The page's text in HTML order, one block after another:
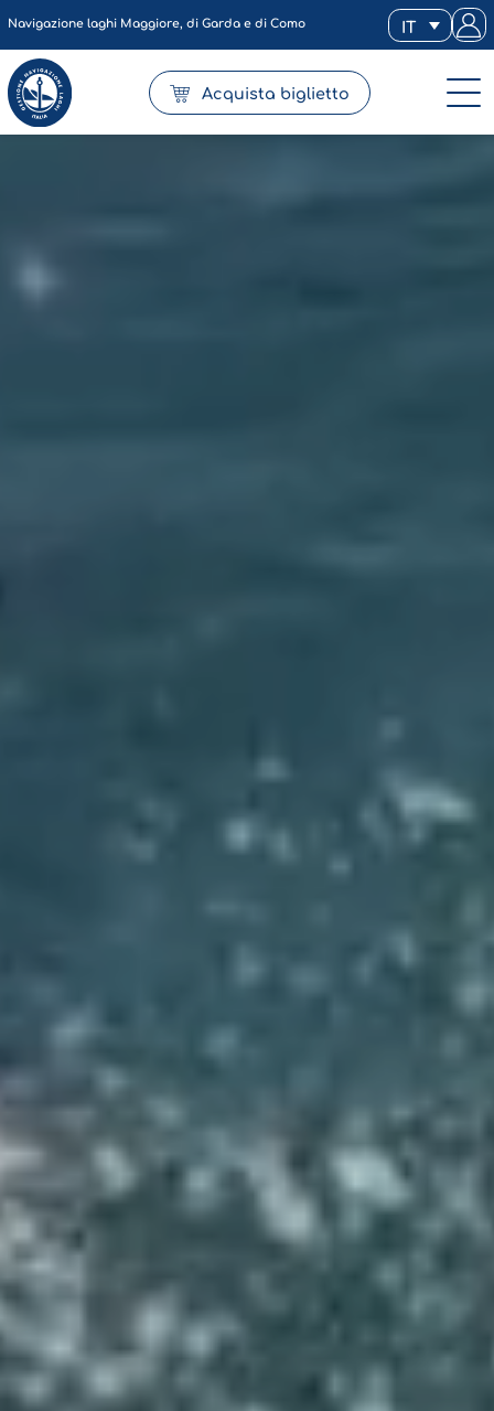
Navigazione laghi Maggiore, di Garda e di Como IT
Acquista biglietto